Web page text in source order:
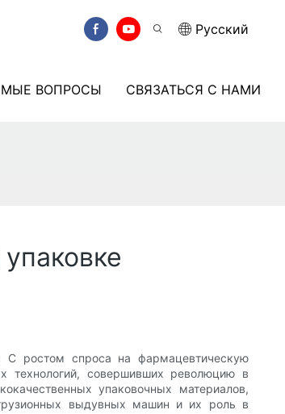
Pусский
ВОПРОСЫ СВЯЗАТЬСЯ С НАМИ
С ростом спроса на фармацевтическую
технологий, совершивших революцию в
упаковочных материалов,
выдувных машин и их роль в